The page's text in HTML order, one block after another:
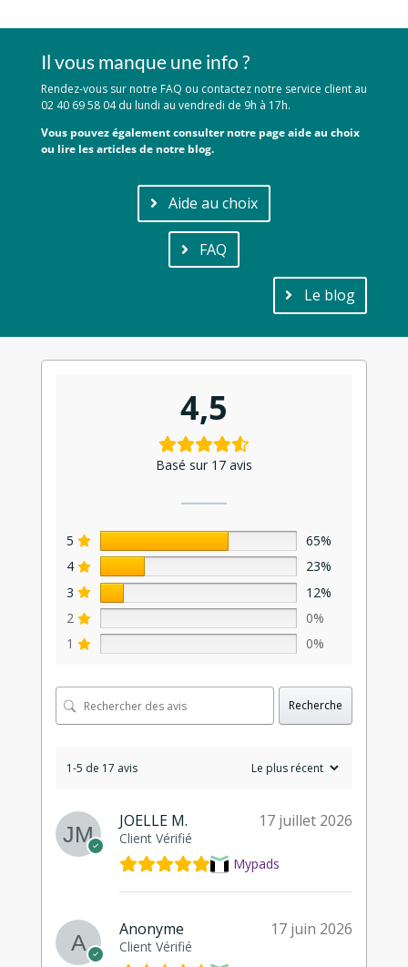
Il vous manque une info ?
Rendez-vous sur notre FAQ ou contactez notre service client au
02 40 69 58 04 du lundi au vendredi de 9h à 17h.
Vous pouvez également consulter notre page aide au choix
ou lire les articles de notre blog.
Aide au choix
FAQ
Le blog
4,5
Basé sur 17 avis
5
65%
4
23%
3
12%
2
0%
1
0%
Recherche
1-5 de 17 avis
JOELLE M.
Client Vérifié
17 juillet 2026
Mypads
Anonyme
Client Vérifié
17 juin 2026